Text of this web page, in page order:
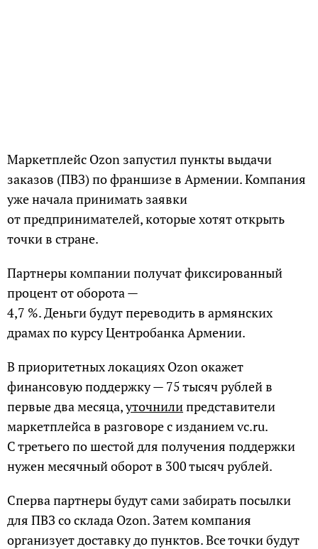
Маркетплейс Ozon запустил пункты выдачи
заказов (ПВЗ) по франшизе в Армении. Компания
уже начала принимать заявки
от предпринимателей, которые хотят открыть
точки в стране.
Партнеры компании получат фиксированный
процент от оборота —
4,7 %. Деньги будут переводить в армянских
драмах по курсу Центробанка Армении.
В приоритетных локациях Ozon окажет
финансовую поддержку — 75 тысяч рублей в
первые два месяца,уточнилипредставители
маркетплейса в разговоре с изданием vc.ru.
С третьего по шестой для получения поддержки
нужен месячный оборот в 300 тысяч рублей.
Сперва партнеры будут сами забирать посылки
для ПВЗ со склада Ozon. Затем компания
организует доставку до пунктов. Все точки будут